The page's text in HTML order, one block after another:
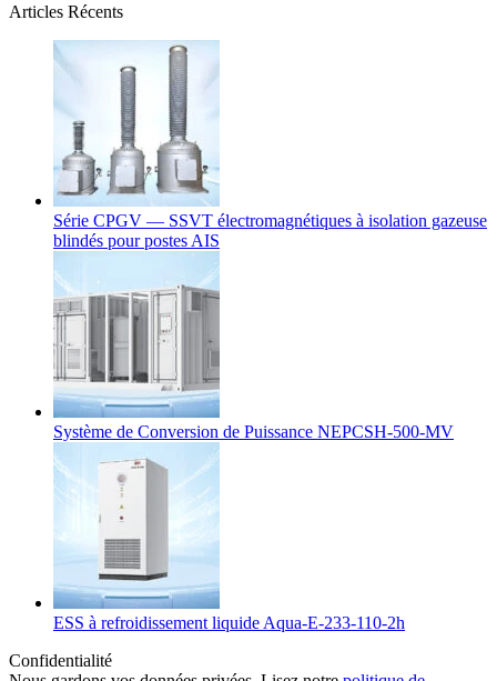
Articles Récents
Série CPGV — SSVT électromagnétiques à isolation gazeuse
blindés pour postes AIS
Système de Conversion de Puissance NEPCSH-500-MV
ESS à refroidissement liquide Aqua-E-233-110-2h
Confidentialité